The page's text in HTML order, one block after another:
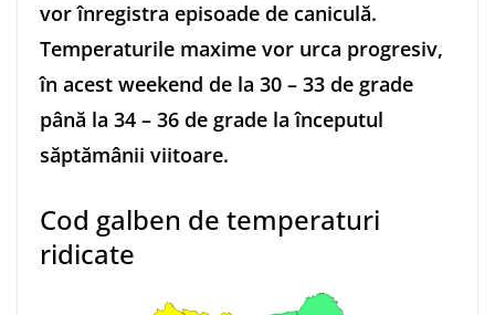
vor înregistra episoade de caniculă.
Temperaturile maxime vor urca progresiv,
în acest weekend de la 30 – 33 de grade
până la 34 – 36 de grade la începutul
săptămânii viitoare.
Cod galben de temperaturi
ridicate